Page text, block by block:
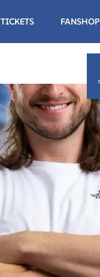
TICKETS FANSHOP